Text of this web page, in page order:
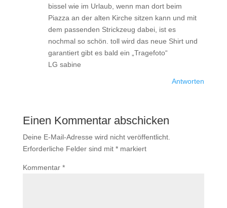
bissel wie im Urlaub, wenn man dort beim
Piazza an der alten Kirche sitzen kann und mit
dem passenden Strickzeug dabei, ist es
nochmal so schön. toll wird das neue Shirt und
garantiert gibt es bald ein „Tragefoto“
LG sabine
Antworten
Einen Kommentar abschicken
Deine E-Mail-Adresse wird nicht veröffentlicht.
Erforderliche Felder sind mit *markiert
Kommentar *